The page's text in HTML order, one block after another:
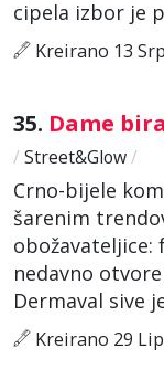
cipela izbor je
Kreirano 13
35. Dame
/ Street&Glow/
Crno-bijele
šarenim
nedavno
Dermaval sive
Kreirano 29